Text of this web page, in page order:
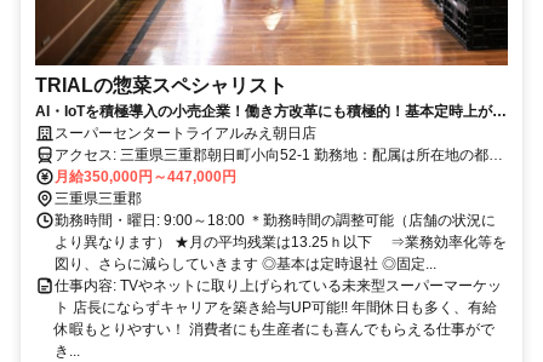
TRIALの惣菜スペシャリスト
AI・IoTを積極導入の小売企業！働き方改革にも積極的！基本定時上が
り！スーパーセンタートライアルみえ朝日店
アクセス: 三重県三重郡朝日町小向52-1 勤務地：配属は所在地の都道
府県 ※初任地は最寄りの店舗又は希望エリアを優先し配属します。
※エリア内勤務または全国勤務いずれか希望を選択できます。
月給350,000円～447,000円
三重県三重郡
勤務時間・曜日: 9:00～18:00 ＊勤務時間の調整可能（店舗の状況に
より異なります） ★月の平均残業は13.25ｈ以下 ⇒業務効率化等を
図り、さらに減らしていきます ◎基本は定時退社 ◎固定...
仕事内容: TVやネットに取り上げられている未来型スーパーマーケッ
ト 店長にならずキャリアを築き給与UP可能!! 年間休日も多く、有給
休暇もとりやすい！ 消費者にも生産者にも喜んでもらえる仕事がで
き...